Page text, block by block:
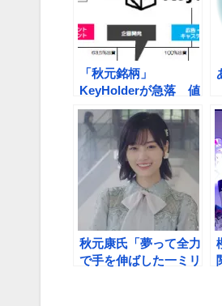
「秋元銘柄」
KeyHolderが急落 値
下がり率3位
秋元康氏「夢って全力
で手を伸ばした一ミリ